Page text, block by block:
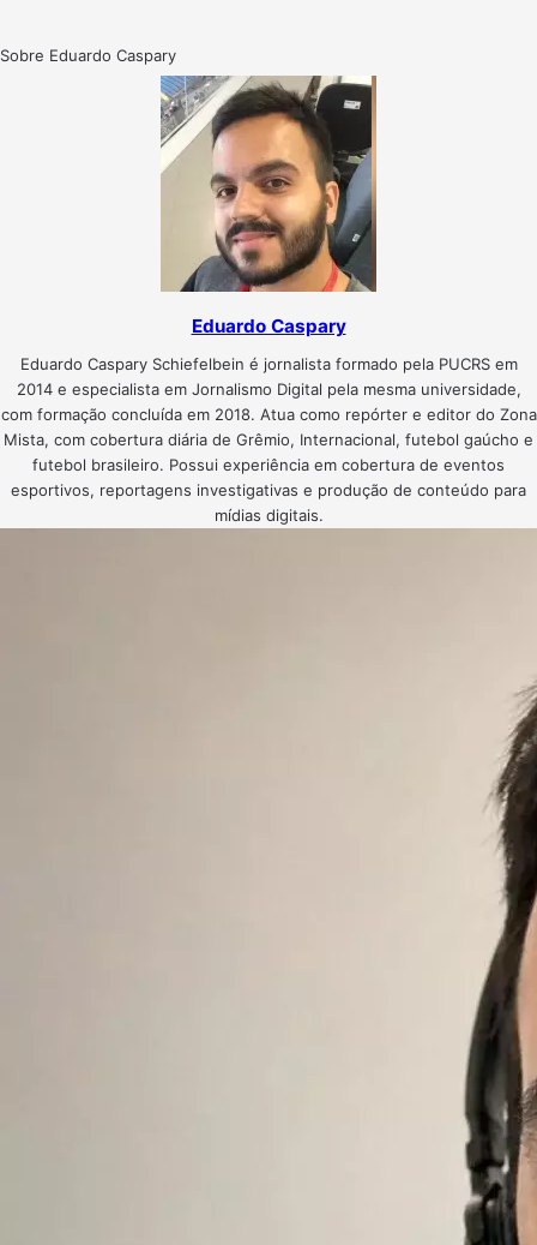
Sobre Eduardo Caspary
Eduardo Caspary
Eduardo Caspary Schiefelbein é jornalista formado pela PUCRS em
2014 e especialista em Jornalismo Digital pela mesma universidade,
com formação concluída em 2018. Atua como repórter e editor do Zona
Mista, com cobertura diária de Grêmio, Internacional, futebol gaúcho e
futebol brasileiro. Possui experiência em cobertura de eventos
esportivos, reportagens investigativas e produção de conteúdo para
mídias digitais.